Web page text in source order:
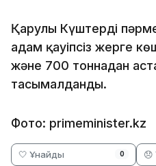
Қарулы Күштердің
адам қауіпсіз жерге
және 700 тоннадан
тасымалданды.
Фото: primeminister.kz
🤍 Ұнайды 0